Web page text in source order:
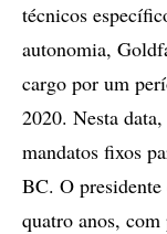
técnicos
autonomia,
cargo por um
2020. Nesta
mandatos fixos
BC. O
quatro anos,